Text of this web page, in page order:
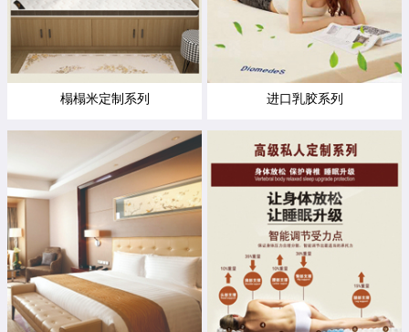
榻榻米定制系列 进口乳胶系列